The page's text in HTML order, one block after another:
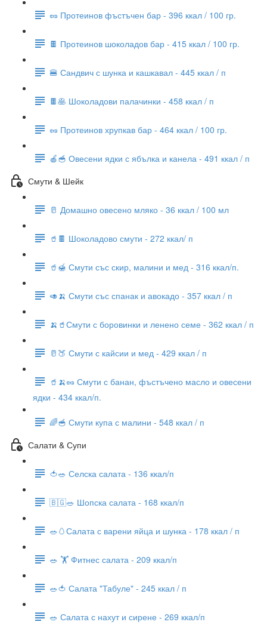
🥜 Протеинов фъстъчен бар - 396 ккал / 100 гр.
🍫 Протеинов шоколадов бар - 415 ккал / 100 гр.
🍔 Сандвич с шунка и кашкавал - 445 ккал / п
🍫🥞 Шоколадови палачинки - 458 ккал / п
🥜 Протеинов хрупкав бар - 464 ккал / 100 гр.
🍎🥣 Овесени ядки с ябълка и канела - 491 ккал / п
Смути & Шейк
🥛 Домашно овесено мляко - 36 ккал / 100 мл
🥤🍫 Шоколадово смути - 272 ккал/ п
🥤🍯 Смути със скир, малини и мед - 316 ккал/п.
🥑🍌 Смути със спанак и авокадо - 357 ккал / п
🍌🥤Смути с боровинки и ленено семе - 362 ккал / п
🥛🍑 Смути с кайсии и мед - 429 ккал / п
🥤🍌🥜 Смути с банан, фъстъчено масло и овесени
ядки - 434 ккал/п.
🌈🥣 Смути купа с малини - 548 ккал / п
Салати & Супи
🍅🥗 Селска салата - 136 ккал/п
🇧🇬🥗 Шопска салата - 168 ккал/п
🥗🥚Салата с варени яйца и шунка - 178 ккал / п
🥗 🏋 Фитнес салата - 209 ккал/п
🥗🍅 Салата "Табуле" - 245 ккал / п
🥗 Салата с нахут и сирене - 269 ккал/п